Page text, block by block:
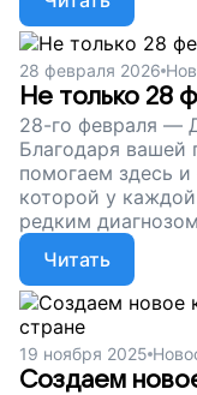
28 февраля 2026
Не только 28
28-го февраля —
Благодаря
помогаем здесь
которой у
редким
Читать
19 ноября 2025
Создаем